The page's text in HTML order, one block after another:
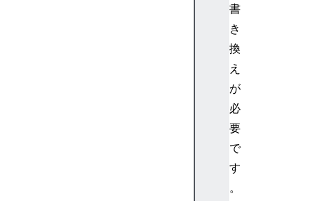
書
き
換
え
が
必
要
で
す
。